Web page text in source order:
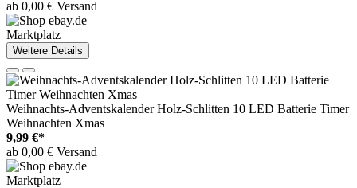
ab 0,00 € Versand
Marktplatz
Weitere Details
Weihnachts-Adventskalender Holz-Schlitten 10 LED Batterie Timer
Weihnachten Xmas
9,99 €*
ab 0,00 € Versand
Marktplatz